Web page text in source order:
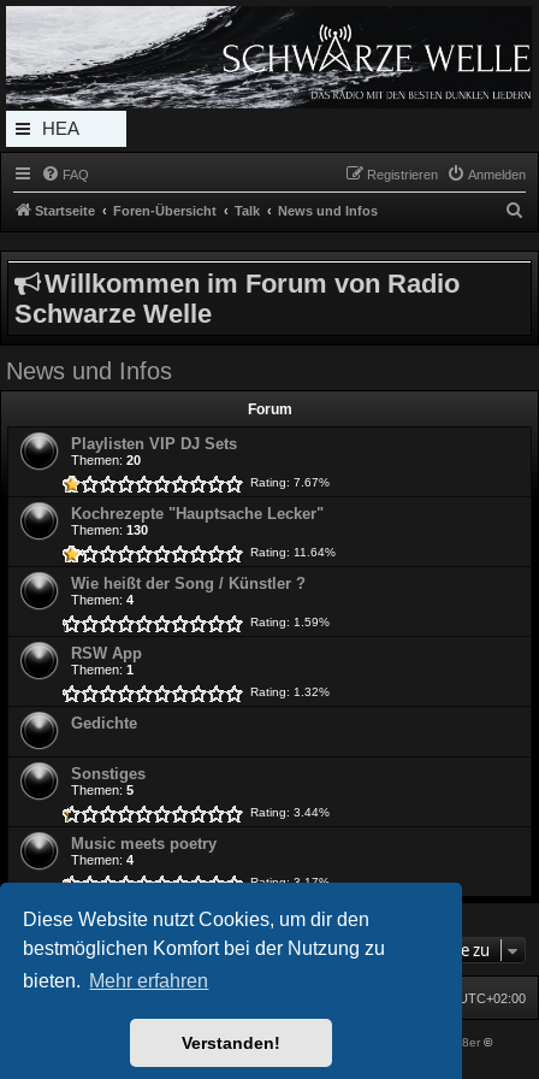
Diese Website nutzt Cookies, um dir den
bestmöglichen Komfort bei der Nutzung zu
bieten. Mehr erfahren
Verstanden!
Radio Schwarze Welle Forum
Das Radio mit den Besten Dunklen Liedern
HEA
DERL
MEN
U
FAQ Anmelden
Registrieren
Startseite Foren-Übersicht Talk News und Infos
c
Willkommen im Forum von Radio
Schwarze Welle
News und Infos
Forum
Playlisten VIP DJ Sets
Themen: 20
Rating: 7.67%
Kochrezepte "Hauptsache Lecker"
Themen: 130
Rating: 11.64%
Wie heißt der Song / Künstler ?
Themen: 4
Rating: 1.59%
RSW App
Themen: 1
Rating: 1.32%
Gedichte
Sonstiges
Themen: 5
Rating: 3.44%
Music meets poetry
Themen: 4
Rating: 3.17%
Gehe zu
UTC+02:00
® Forum Software © phpBB Limited Prosk8er©
phpBB.de